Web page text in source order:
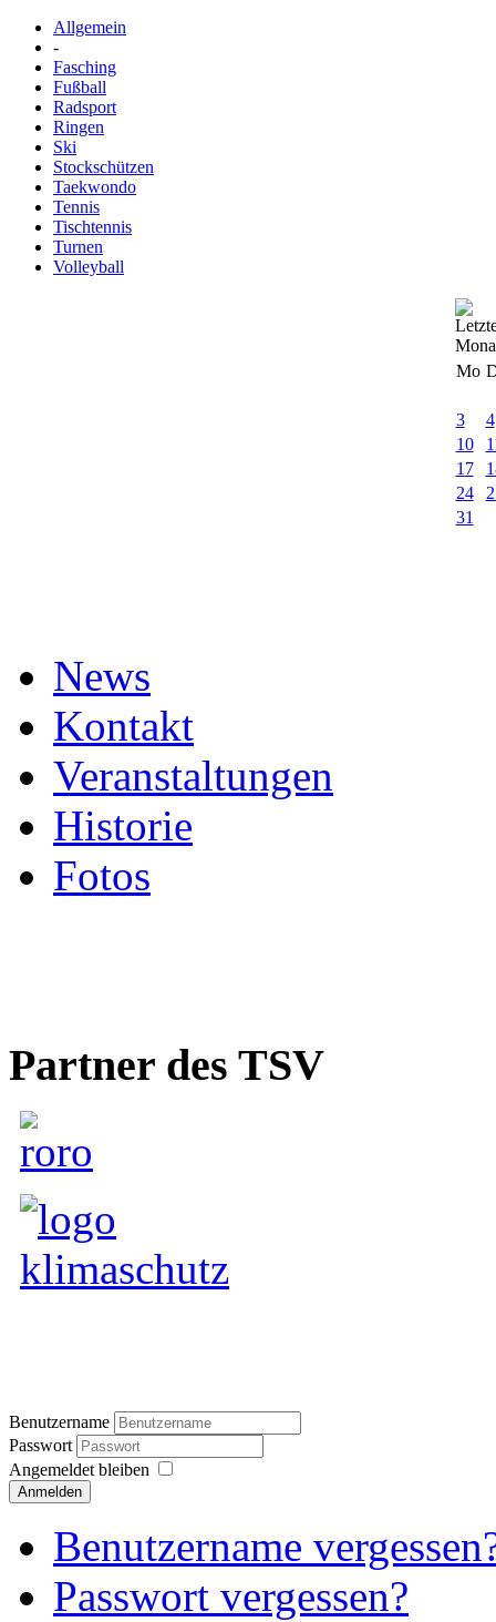
Allgemein
-
Fasching
Fußball
Radsport
Ringen
Ski
Stockschützen
Taekwondo
Tennis
Tischtennis
Turnen
Volleyball
Mo
3
4
10
17
24
31
News
Kontakt
Veranstaltungen
Historie
Fotos
Partner des TSV
Benutzername
Passwort
Angemeldet bleiben
Anmelden
Benutzername
Passwort vergessen?